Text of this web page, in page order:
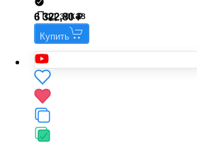
Под заказ
6 322,80
Купить